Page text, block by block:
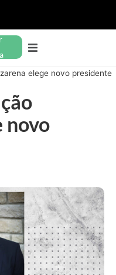
elege novo presidente
novo